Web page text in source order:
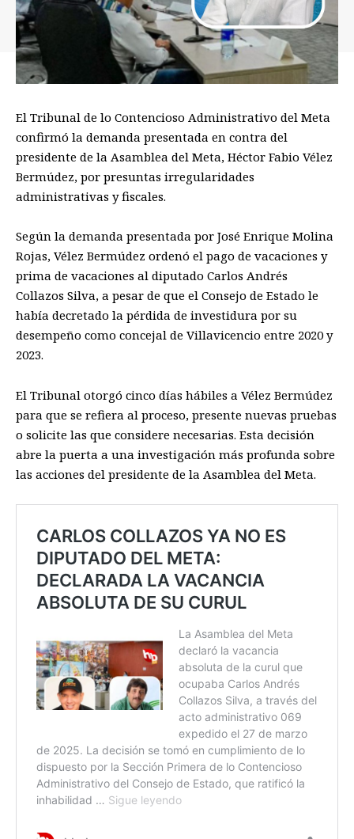
El Tribunal de lo Contencioso Administrativo del Meta
confirmó la demanda presentada en contra del
presidente de la Asamblea del Meta, Héctor Fabio Vélez
Bermúdez, por presuntas irregularidades
administrativas y fiscales.
Según la demanda presentada por José Enrique Molina
Rojas, Vélez Bermúdez ordenó el pago de vacaciones y
prima de vacaciones al diputado Carlos Andrés
Collazos Silva, a pesar de que el Consejo de Estado le
había decretado la pérdida de investidura por su
desempeño como concejal de Villavicencio entre 2020 y
2023.
El Tribunal otorgó cinco días hábiles a Vélez Bermúdez
para que se refiera al proceso, presente nuevas pruebas
o solicite las que considere necesarias. Esta decisión
abre la puerta a una investigación más profunda sobre
las acciones del presidente de la Asamblea del Meta.